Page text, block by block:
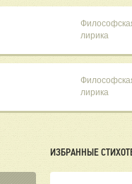
лирика
лирика
ИЗБРАННЫЕ